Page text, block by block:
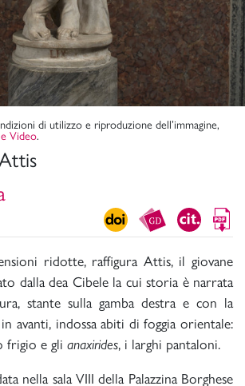
ridotte, raffigura Attis, il giovane
dalla dea Cibele la cui storia è narrata
stante sulla gamba destra e con la
avanti, indossa abiti di foggia orientale:
frigio e gli anaxirides, i larghi pantaloni.
nella sala VIII della Palazzina Borghese
di utilizzo e riproduzione dell’immagine,
Video.